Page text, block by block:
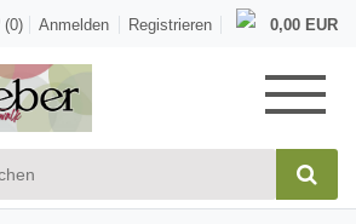
(0) Anmelden Registrieren 0,00 EUR